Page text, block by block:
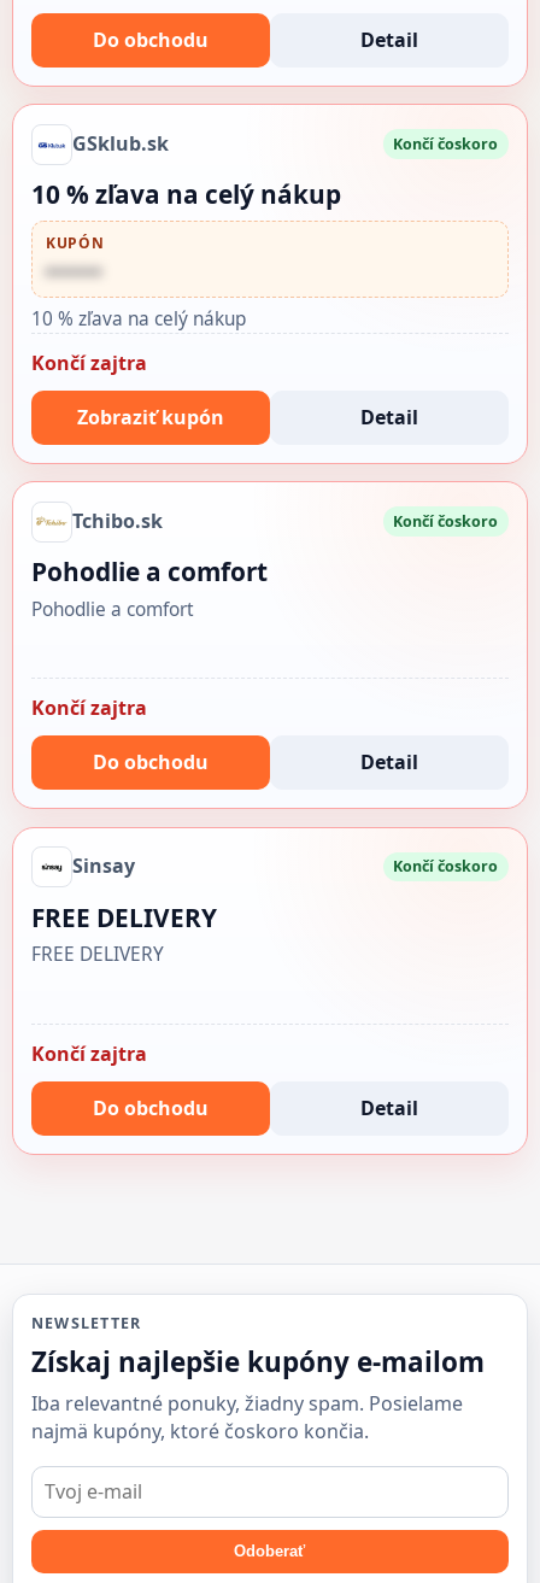
Do obchodu Detail
GSklub.sk Končí čoskoro
10 % zľava na celý nákup
KUPÓN
••••••
10 % zľava na celý nákup
Končí zajtra
Zobraziť kupón Detail
Tchibo.sk Končí čoskoro
Pohodlie a comfort
Pohodlie a comfort
Končí zajtra
Do obchodu Detail
Sinsay Končí čoskoro
FREE DELIVERY
FREE DELIVERY
Končí zajtra
Do obchodu Detail
NEWSLETTER
Získaj najlepšie kupóny e-mailom
Iba relevantné ponuky, žiadny spam. Posielame
najmä kupóny, ktoré čoskoro končia.
E-
mail
Odoberať